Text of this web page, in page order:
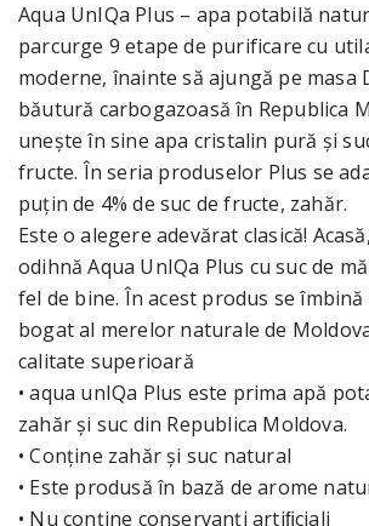
Aqua UnIQa Plus – apa potabilă
parcurge 9 etape de purificare cu
moderne, înainte să ajungă pe masa
băutură carbogazoasă în Republica
unește în sine apa cristalin pură și
fructe. În seria produselor Plus se
puțin de 4% de suc de fructe, zahăr.
Este o alegere adevărat clasică!
odihnă Aqua UnIQa Plus cu suc de
fel de bine. În acest produs se
bogat al merelor naturale de
calitate superioară
• aqua unIQa Plus este prima apă
zahăr și suc din Republica Moldova.
• Conține zahăr și suc natural
• Este produsă în bază de arome
• Nu conține conservanți artiﬁciali